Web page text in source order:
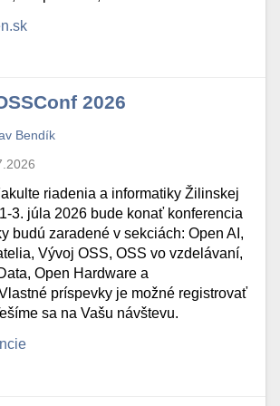
2026
Bendík
riadenia a informatiky Žilinskej
3. júla 2026 bude konať konferencia
budú zaradené v sekciách: Open AI,
Vývoj OSS, OSS vo vzdelávaní,
Open Hardware a
príspevky je možné registrovať
sa na Vašu návštevu.